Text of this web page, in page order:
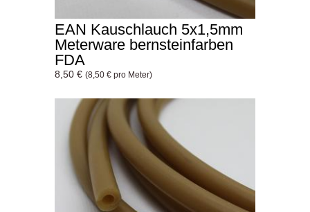
EAN Kauschlauch 5x1,5mm
Meterware bernsteinfarben
FDA
8,50 € (8,50 € pro Meter)